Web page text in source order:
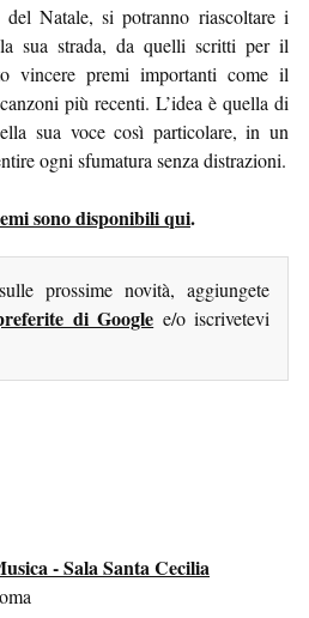
Natale, si potranno riascoltare i
sua strada, da quelli scritti per il
vincere premi importanti come il
più recenti. L’idea è quella di
sua voce così particolare, in un
ogni sfumatura senza distrazioni.
sono disponibili qui.
prossime novità, aggiungete
di Google e/o iscrivetevi
- Sala Santa Cecilia